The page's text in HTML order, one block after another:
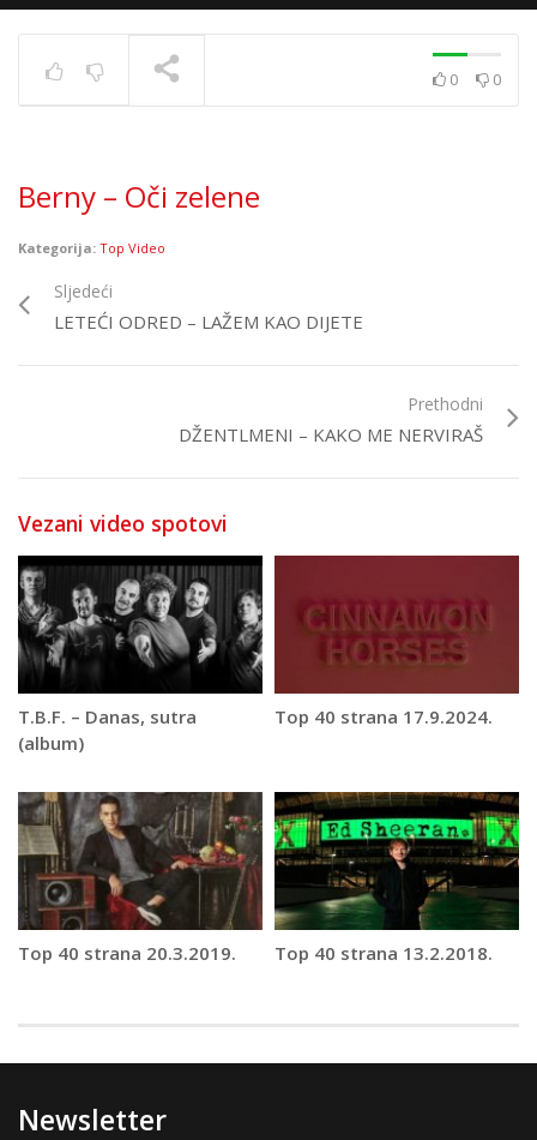
0 0
Berny – Oči zelene
Kategorija: Top Video
Sljedeći
LETEĆI ODRED – LAŽEM KAO DIJETE
Prethodni
DŽENTLMENI – KAKO ME NERVIRAŠ
Vezani video spotovi
T.B.F. – Danas, sutra
(album)
Top 40 strana 17.9.2024.
Top 40 strana 20.3.2019. Top 40 strana 13.2.2018.
Newsletter